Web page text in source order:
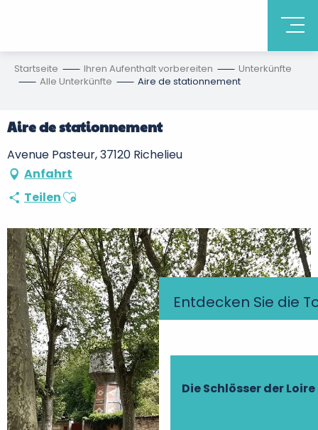
Entdecken Sie die
Die Schlösser der Loire
Startseite Ihren Aufenthalt vorbereiten
Unterkünfte
Alle Unterkünfte
Aire de stationnement
Aire de stationnement
Avenue Pasteur, 37120 Richelieu
Anfahrt
TeilenAjouter aux favoris